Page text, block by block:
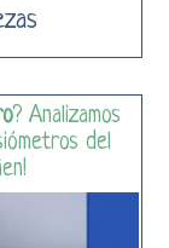
? Analizamos
del